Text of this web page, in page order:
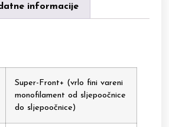
informacije
Super-Front+ (vrlo fini vareni
monofilament od sljepoočnice
do sljepoočnice)